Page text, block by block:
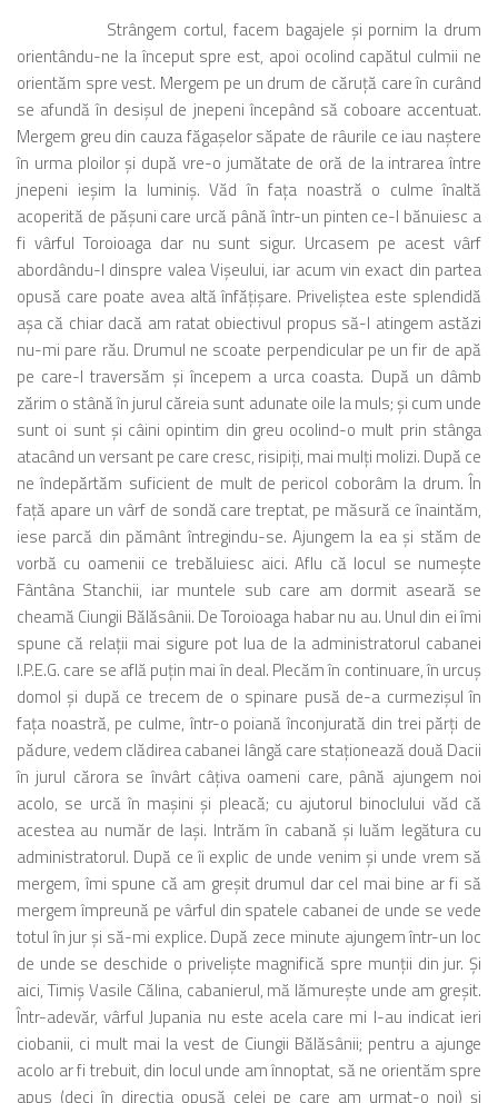
Strângem cortul, facem bagajele şi pornim la drum
orientându-ne la început spre est, apoi ocolind capătul culmii ne
orientăm spre vest. Mergem pe un drum de căruţă care în curând
se afundă în desişul de jnepeni începând să coboare accentuat.
Mergem greu din cauza făgaşelor săpate de râurile ce iau naştere
în urma ploilor şi după vre-o jumătate de oră de la intrarea între
jnepeni ieşim la luminiş. Văd în faţa noastră o culme înaltă
acoperită de păşuni care urcă până într-un pinten ce-l bănuiesc a
fi vârful Toroioaga dar nu sunt sigur. Urcasem pe acest vârf
abordându-l dinspre valea Vişeului, iar acum vin exact din partea
opusă care poate avea altă înfăţişare. Priveliştea este splendidă
aşa că chiar dacă am ratat obiectivul propus să-l atingem astăzi
nu-mi pare rău. Drumul ne scoate perpendicular pe un fir de apă
pe care-l traversăm şi începem a urca coasta. După un dâmb
zărim o stână în jurul căreia sunt adunate oile la muls; şi cum unde
sunt oi sunt şi câini opintim din greu ocolind-o mult prin stânga
atacând un versant pe care cresc, risipiţi, mai mulţi molizi. După ce
ne îndepărtăm suficient de mult de pericol coborâm la drum. În
faţă apare un vârf de sondă care treptat, pe măsură ce înaintăm,
iese parcă din pământ întregindu-se. Ajungem la ea şi stăm de
vorbă cu oamenii ce trebăluiesc aici. Aflu că locul se numeşte
Fântâna Stanchii, iar muntele sub care am dormit aseară se
cheamă Ciungii Bălăsânii. De Toroioaga habar nu au. Unul din ei îmi
spune că relaţii mai sigure pot lua de la administratorul cabanei
I.P.E.G. care se află puţin mai în deal. Plecăm în continuare, în urcuş
domol şi după ce trecem de o spinare pusă de-a curmezişul în
faţa noastră, pe culme, într-o poiană înconjurată din trei părţi de
pădure, vedem clădirea cabanei lângă care staţionează două Dacii
în jurul cărora se învârt câţiva oameni care, până ajungem noi
acolo, se urcă în maşini şi pleacă; cu ajutorul binoclului văd că
acestea au număr de Iaşi. Intrăm în cabană şi luăm legătura cu
administratorul. După ce îi explic de unde venim şi unde vrem să
mergem, îmi spune că am greşit drumul dar cel mai bine ar fi să
mergem împreună pe vârful din spatele cabanei de unde se vede
totul în jur şi să-mi explice. După zece minute ajungem într-un loc
de unde se deschide o privelişte magnifică spre munţii din jur. Şi
aici, Timiş Vasile Călina, cabanierul, mă lămureşte unde am greşit.
Într-adevăr, vârful Jupania nu este acela care mi l-au indicat ieri
ciobanii, ci mult mai la vest de Ciungii Bălăsânii; pentru a ajunge
acolo ar fi trebuit, din locul unde am înnoptat, să ne orientăm spre
apus (deci în direcţia opusă celei pe care am urmat-o noi) şi